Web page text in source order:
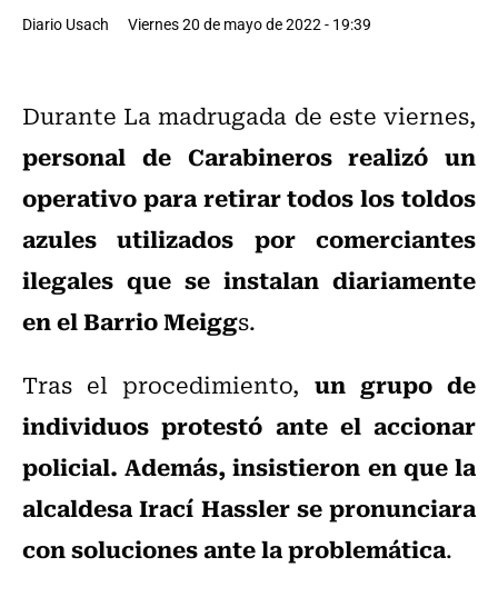
Diario Usach Viernes 20 de mayo de 2022 - 19:39
Durante La madrugada de este viernes,
personal de Carabineros realizó un
operativo para retirar todos los toldos
azules utilizados por comerciantes
ilegales que se instalan diariamente
en el Barrio Meiggs.
Tras el procedimiento, un grupo de
individuos protestó ante el accionar
policial. Además, insistieron en que la
alcaldesa Irací Hassler se pronunciara
con soluciones ante la problemática.